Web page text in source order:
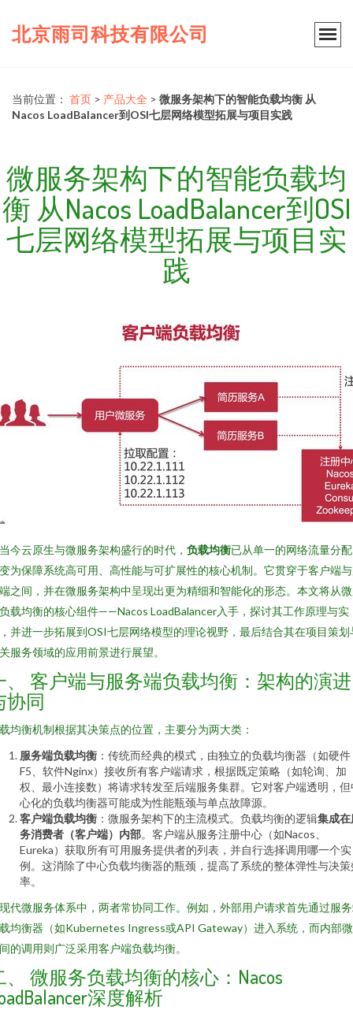
北京雨司科技有限公司
当前位置： 首页 > 产品大全 > 微服务架构下的智能负载均衡 从
Nacos LoadBalancer到OSI七层网络模型拓展与项目实践
微服务架构下的智能负载均
衡 从Nacos LoadBalancer到OSI
七层网络模型拓展与项目实
践
今云原生与微服务架构盛行的时代， 负载均衡已从单一的网络流量分
为保障系统高可用、高性能与可扩展性的核心机制。它贯穿于客户端
之间，并在微服务架构中呈现出更为精细和智能化的形态。本文将从
载均衡的核心组件——Nacos LoadBalancer入手，探讨其工作原理与实
并进一步拓展到OSI七层网络模型的理论视野，最后结合其在项目策划
服务领域的应用前景进行展望。
、 客户端与服务端负载均衡：架构的演进
协同
均衡机制根据其决策点的位置，主要分为两大类：
服务端负载均衡 ：传统而经典的模式，由独立的负载均衡器（如硬件
F5、软件Nginx）接收所有客户端请求，根据既定策略（如轮询、加
权、最小连接数）将请求转发至后端服务集群。它对客户端透明，但
心化的负载均衡器可能成为性能瓶颈与单点故障源。
客户端负载均衡 ：微服务架构下的主流模式。负载均衡的逻辑集成在
务消费者（客户端）内部。客户端从服务注册中心（如Nacos、
Eureka）获取所有可用服务提供者的列表，并自行选择调用哪一个实
例。这消除了中心负载均衡器的瓶颈，提高了系统的整体弹性与决策
率。
代微服务体系中，两者常协同工作。例如，外部用户请求首先通过服
均衡器（如Kubernetes Ingress或API Gateway）进入系统，而内部
的调用则广泛采用客户端负载均衡。
、 微服务负载均衡的核心：Nacos
深度解析